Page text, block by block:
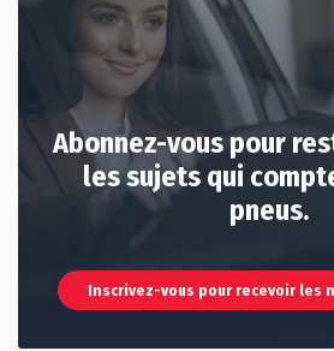
Abonnez-vous pour
les sujets qui
pneus.
Inscrivez-vous pour recevoir les